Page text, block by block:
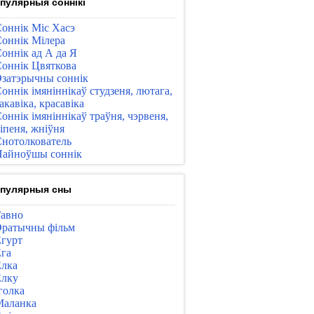
Міс Хасэ
Мілера
ад А да Я
Цвяткова
соннік
імяніннікаў студзеня, лютага,
красавіка
імяніннікаў траўня, чэрвеня,
жніўня
соннік
сны
фільм